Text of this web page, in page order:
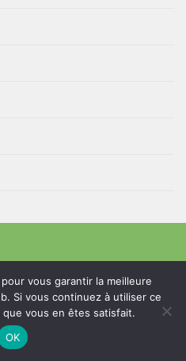
vous garantir la meilleure
Si vous continuez à utiliser ce
vous en êtes satisfait.
OK